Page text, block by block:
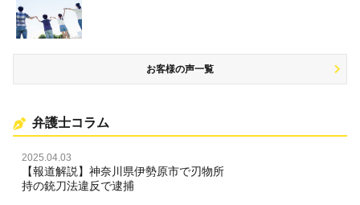
名誉棄損・侮辱
お客様の声一覧
弁護士コラム
2025.04.03
【報道解説】神奈川県伊勢原市で刃物所
持の銃刀法違反で逮捕